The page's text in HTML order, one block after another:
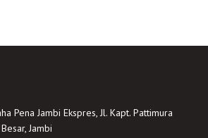
Pena Jambi Ekspres, Jl. Kapt. Pattimura
Jambi